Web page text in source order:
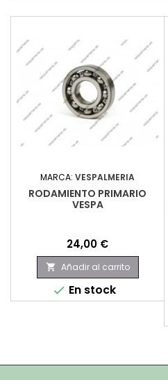
MARCA: VESPALMERIA
RODAMIENTO PRIMARIO
VESPA
Precio
24,00 €
 Añadir al carrito
 En stock